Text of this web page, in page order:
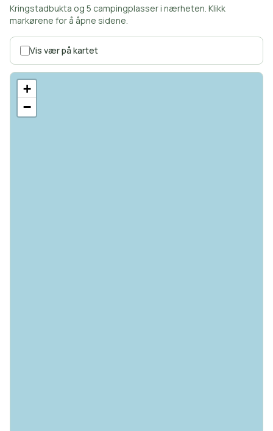
Kringstadbukta og 5 campingplasser i nærheten. Klikk
markørene for å åpne sidene.
Vis vær på kartet
+
−